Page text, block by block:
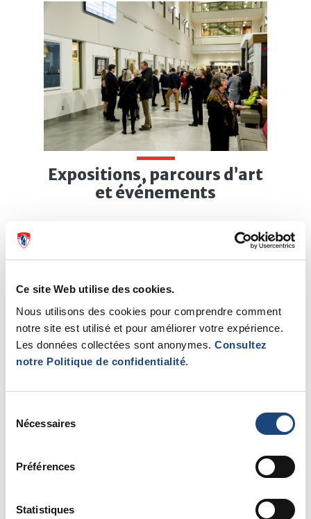
Ce site Web utilise des cookies.
Nous utilisons des cookies pour comprendre comment
notre site est utilisé et pour améliorer votre expérience.
Les données collectées sont anonymes. Consultez
notre Politique de confidentialité.
Nécessaires
Préférences
Statistiques
Expositions, parcours d’art
et événements
Plusieurs sites du CUSM accueillent
En savoir plus sur nos événements